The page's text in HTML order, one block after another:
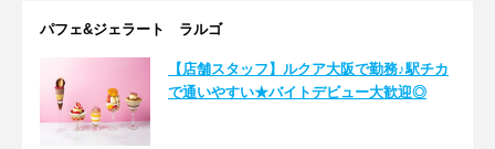
パフェ&ジェラート ラルゴ
【店舗スタッフ】ルクア大阪で勤務♪駅チカ
で通いやすい★バイトデビュー大歓迎◎